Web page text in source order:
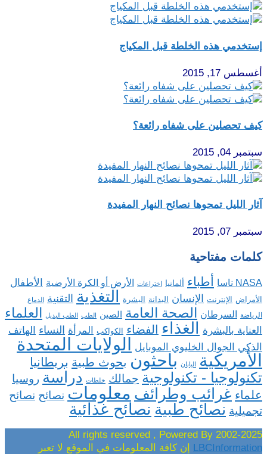
إستخدمي هذه الخلطة قبل المكياج
أغسطس 17, 2015
كيف تحصلين على شفاه رائعة؟
سبتمبر 04, 2015
آثار الليل تمحوها نصائح النهار المفيدة
سبتمبر 07, 2015
كلمات مفتاحية
NASA ناسا أطباء ألمانيا اختراعات الأرض أو الكرة الأرضية الأطفال
الأمراض الإنترنت الإنسان البدانة البشرة التغذية التقنية الدماغ
الرياضة السرطان الصحة العامة الصين الطب الطب البديل العلماء
العناية بالبشرة الغذاء الفضاء الكواكب المرأة النساء
الهاتف
الذكي الجوال الخليوي الموبايل
الولايات المتحدة
الأمريكية
اليابان باحثون بحوث طبية بريطانيا
تكنولوجيا - تكنولوجية جمالك خلطات دراسة روسيا
علماء غرائب وطرائف معلومات نصائح نصائح
تجميلية نصائح طبية نصائح غذائية
2002-2025 All rights reserved , Powered By
LBCInformation إن كافة المعلومات في الموقع لا تعبر